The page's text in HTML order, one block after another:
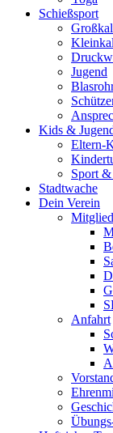
Schießsport
Jugend
Kids &
Eltern-
Sport
Stadtwache
Dein Verein
Anfahrt